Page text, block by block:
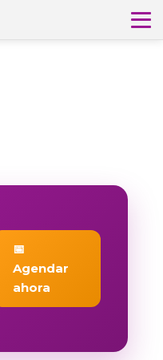
📅
Agendar
ahora